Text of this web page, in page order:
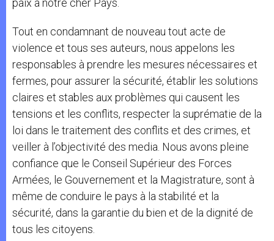
paix à notre cher Pays.
Tout en condamnant de nouveau tout acte de
violence et tous ses auteurs, nous appelons les
responsables à prendre les mesures nécessaires et
fermes, pour assurer la sécurité, établir les solutions
claires et stables aux problèmes qui causent les
tensions et les conflits, respecter la suprématie de la
loi dans le traitement des conflits et des crimes, et
veiller à l’objectivité des media. Nous avons pleine
confiance que le Conseil Supérieur des Forces
Armées, le Gouvernement et la Magistrature, sont à
même de conduire le pays à la stabilité et la
sécurité, dans la garantie du bien et de la dignité de
tous les citoyens.